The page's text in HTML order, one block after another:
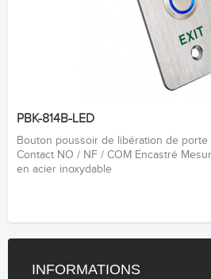
PBK-814B-LED
Bouton poussoir de libération de
Contact NO / NF / COM Encastré
en acier inoxydable
INFORMATIONS